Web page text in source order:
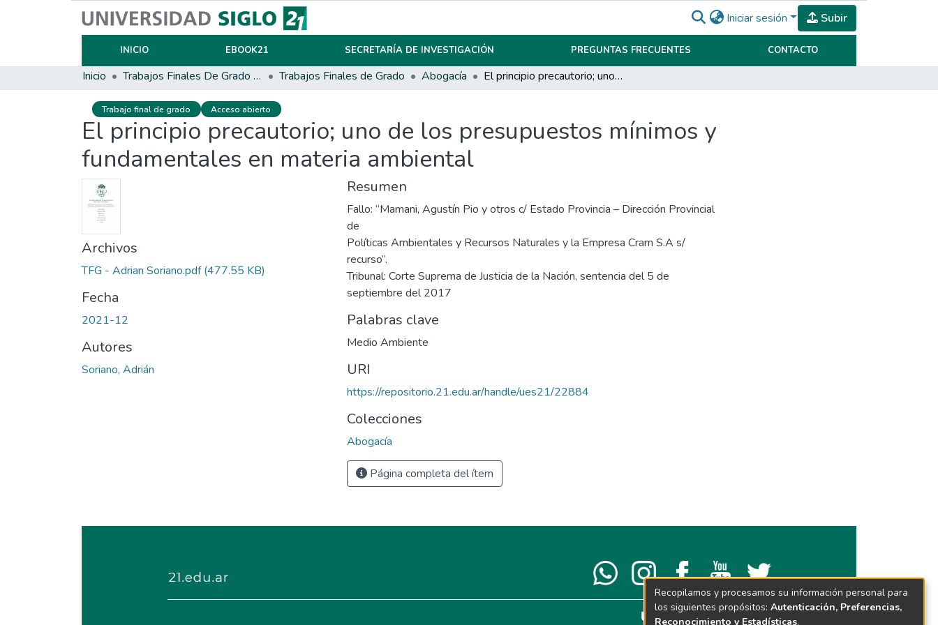
Iniciar sesión Subir
INICIO EBOOK21 SECRETARÍA DE INVESTIGACIÓN PREGUNTAS FRECUENTES CONTACTO
Inicio Trabajos Finales De Grado Y Posgrado Trabajos Finales de Grado Abogacía El principio precautorio; uno de los presupuestos mínimos y fundamentales en materia ambiental
Trabajo final de grado Acceso abierto
El principio precautorio; uno de los presupuestos mínimos y
fundamentales en materia ambiental
Archivos
TFG - Adrian Soriano.pdf(477.55 KB)
Fecha
2021-12
Autores
Soriano, Adrián
Resumen
Fallo: “Mamani, Agustín Pio y otros c/ Estado Provincia – Dirección Provincial
de
Políticas Ambientales y Recursos Naturales y la Empresa Cram S.A s/
recurso”.
Tribunal: Corte Suprema de Justicia de la Nación, sentencia del 5 de
septiembre del 2017
Palabras clave
Medio Ambiente
URI
https://repositorio.21.edu.ar/handle/ues21/22884
Colecciones
Abogacía
Página completa del ítem
Recopilamos y procesamos su información personal para
los siguientes propósitos: Autenticación, Preferencias,
Reconocimiento y Estadísticas.